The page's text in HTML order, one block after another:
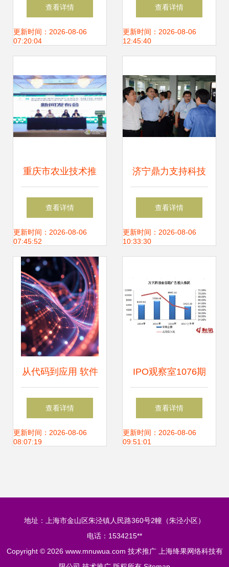
落地与跨界融合
战，发布十大推广
查看详情
更新时间：2026-08-06
07:20:04
西省农业技术推广
科技兴农力量
查看详情
更新时间：2026-08-06
12:45:40
重庆市农业技术推
广总站的技术推广
策略与成果
查看详情
更新时间：2026-08-06
07:45:52
济宁鼎力支持科技
创新 市委书记王艺
华视察中热翰华济
果
查看详情
更新时间：2026-08-06
10:33:30
从代码到应用 软件
开发如何推动技术
推广与落地创新
查看详情
更新时间：2026-08-06
08:07:19
IPO观察室1076期
万兴科技迁址西藏
再闯关，业绩增长
查看详情
更新时间：2026-08-06
09:51:01
地址：上海市金山区朱泾镇人民路360号2幢（朱泾小区）
电话：1534215**
Copyright © 2026 www.mnuwua.com 技术推广
上海绛果网络科技有